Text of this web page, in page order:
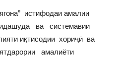
истифодаи амалии
ва системавии
иқтисодии хориҷӣ ва
амалиёти